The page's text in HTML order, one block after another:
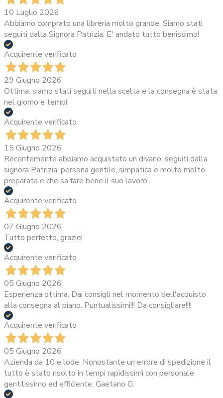
10 Luglio 2026
Abbiamo comprato una libreria molto grande. Siamo stati
seguiti dalla Signora Patrizia. E' andato tutto benissimo!
Acquirente verificato
29 Giugno 2026
Ottima: siamo stati seguiti nella scelta e la consegna è stata
nel giorno e tempi
Acquirente verificato
15 Giugno 2026
Recentemente abbiamo acquistato un divano, seguiti dalla
signora Patrizia, persona gentile, simpatica e molto molto
preparata e che sa fare bene il suo lavoro..
Acquirente verificato
07 Giugno 2026
Tutto perfetto, grazie!
Acquirente verificato
05 Giugno 2026
Esperienza ottima. Dai consigli nel momento dell'acquisto
alla consegna al piano. Puntualissimi!!! Da consigliare!!!!
Acquirente verificato
05 Giugno 2026
Azienda da 10 e lode. Nonostante un errore di spedizione il
tutto è stato risolto in tempi rapidissimi con personale
gentilissimo ed efficiente. Gaetano G.